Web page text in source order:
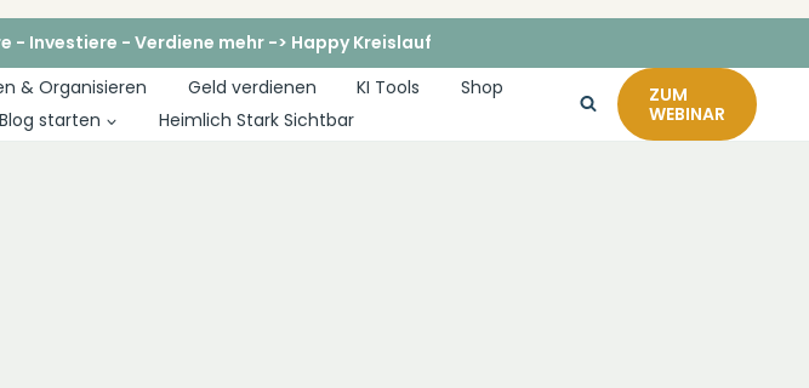
- Investiere - Verdiene mehr -> Happy Kreislauf
& Organisieren Geld verdienen KI Tools
Shop
Blog starten Heimlich Stark Sichtbar
ZUM
WEBINAR